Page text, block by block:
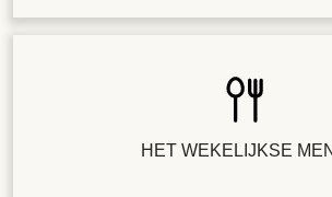
HET WEKELIJKSE